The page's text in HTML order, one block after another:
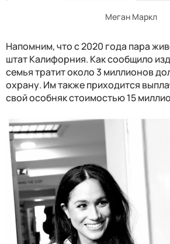
Меган Маркл
Напомним, что с 2020 года пара
штат Калифорния. Как сообщило
семья тратит около 3 миллионов
охрану. Им также приходится
свой особняк стоимостью 15